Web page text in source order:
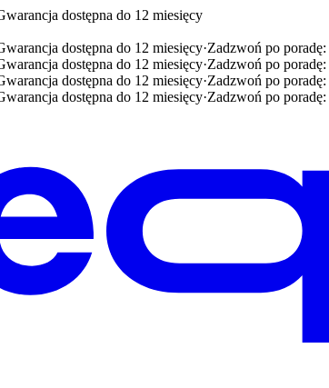
dostępna do 12 miesięcy
dostępna do 12 miesięcy·Zadzwoń po poradę:
dostępna do 12 miesięcy·Zadzwoń po poradę:
dostępna do 12 miesięcy·Zadzwoń po poradę:
dostępna do 12 miesięcy·Zadzwoń po poradę: